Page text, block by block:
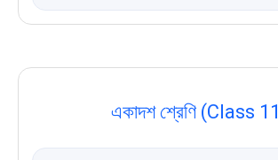
একাদশ শ্রেণি (Class